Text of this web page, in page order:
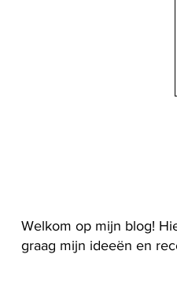
Welkom op mijn blog!
graag mijn ideeën en